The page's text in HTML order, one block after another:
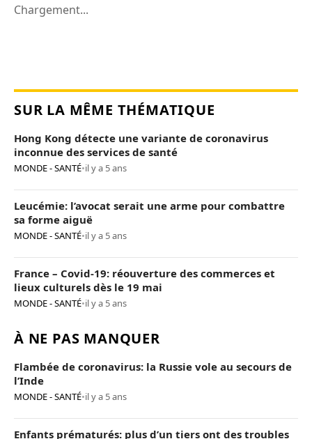
Chargement...
SUR LA MÊME THÉMATIQUE
Hong Kong détecte une variante de coronavirus
inconnue des services de santé
MONDE - SANTÉ•il y a 5 ans
Leucémie: l’avocat serait une arme pour combattre
sa forme aiguë
MONDE - SANTÉ•il y a 5 ans
France – Covid-19: réouverture des commerces et
lieux culturels dès le 19 mai
MONDE - SANTÉ•il y a 5 ans
À NE PAS MANQUER
Flambée de coronavirus: la Russie vole au secours de
l’Inde
MONDE - SANTÉ•il y a 5 ans
Enfants prématurés: plus d’un tiers ont des troubles